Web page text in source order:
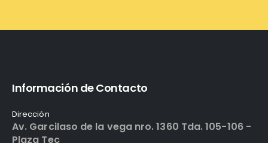
Información de Contacto
Dirección
Av. Garcilaso de la vega nro. 1360 Tda. 105-106 -
Plaza Tec